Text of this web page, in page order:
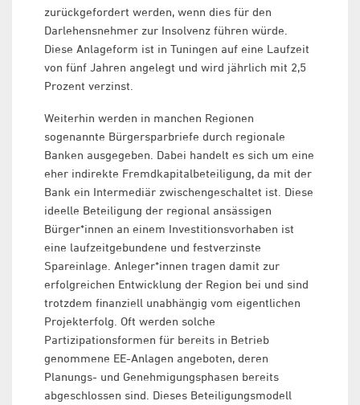
zurückgefordert werden, wenn dies für den
Darlehensnehmer zur Insolvenz führen würde.
Diese Anlageform ist in Tuningen auf eine Laufzeit
von fünf Jahren angelegt und wird jährlich mit 2,5
Prozent verzinst.
Weiterhin werden in manchen Regionen
sogenannte Bürgersparbriefe durch regionale
Banken ausgegeben. Dabei handelt es sich um eine
eher indirekte Fremdkapitalbeteiligung, da mit der
Bank ein Intermediär zwischengeschaltet ist. Diese
ideelle Beteiligung der regional ansässigen
Bürger*innen an einem Investitionsvorhaben ist
eine laufzeitgebundene und festverzinste
Spareinlage. Anleger*innen tragen damit zur
erfolgreichen Entwicklung der Region bei und sind
trotzdem finanziell unabhängig vom eigentlichen
Projekterfolg. Oft werden solche
Partizipationsformen für bereits in Betrieb
genommene EE-Anlagen angeboten, deren
Planungs- und Genehmigungsphasen bereits
abgeschlossen sind. Dieses Beteiligungsmodell